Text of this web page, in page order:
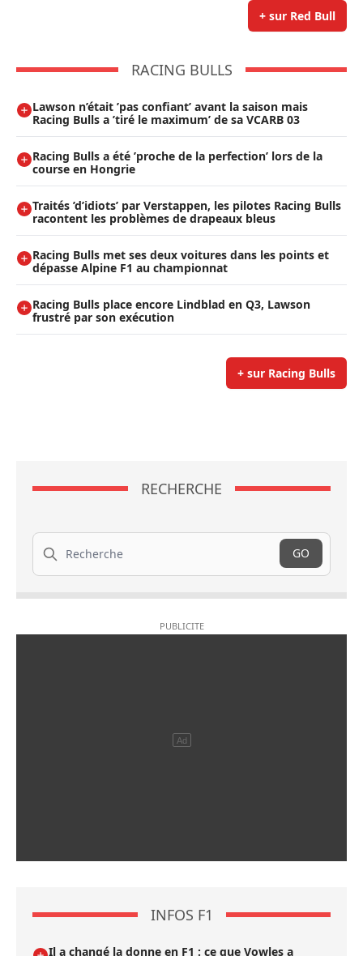
+ sur Red Bull
RACING BULLS
Lawson n’était ’pas confiant’ avant la saison mais
Racing Bulls a ’tiré le maximum’ de sa VCARB 03
Racing Bulls a été ’proche de la perfection’ lors de la
course en Hongrie
Traités ’d’idiots’ par Verstappen, les pilotes Racing Bulls
racontent les problèmes de drapeaux bleus
Racing Bulls met ses deux voitures dans les points et
dépasse Alpine F1 au championnat
Racing Bulls place encore Lindblad en Q3, Lawson
frustré par son exécution
+ sur Racing Bulls
RECHERCHE
Recherche
GO
INFOS F1
Il a changé la donne en F1 : ce que Vowles a